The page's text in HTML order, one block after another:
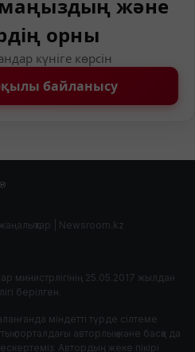
және
орны
күніге көрсін
байланысу
жаңалықтар | Newsroom.kz
министрлігінің 25.05.2017 жылдан
берілген.
міндетті түрде сілтеме
порталдағы авторлық және басқа да
Автордың жеке пікірі